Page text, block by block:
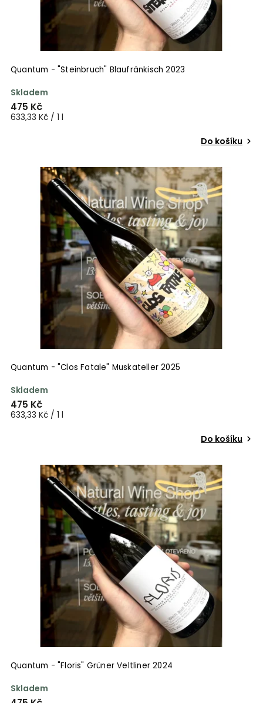
Quantum - "Steinbruch" Blaufränkisch 2023
Skladem
475 Kč
633,33 Kč / 1 l
Do košíku
Quantum - "Clos Fatale" Muskateller 2025
Skladem
475 Kč
633,33 Kč / 1 l
Do košíku
Quantum - "Floris" Grüner Veltliner 2024
Skladem